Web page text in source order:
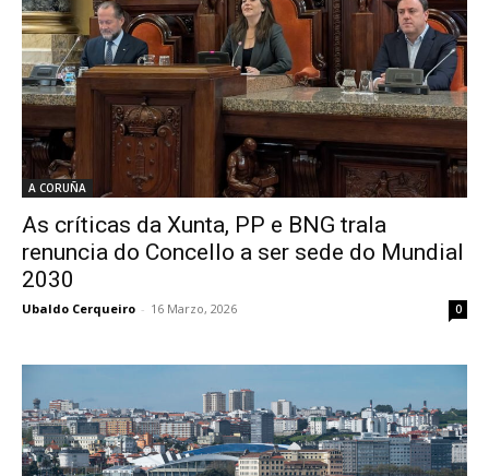
A CORUÑA
As críticas da Xunta, PP e BNG trala
renuncia do Concello a ser sede do Mundial
2030
Ubaldo Cerqueiro - 16 Marzo, 2026 0